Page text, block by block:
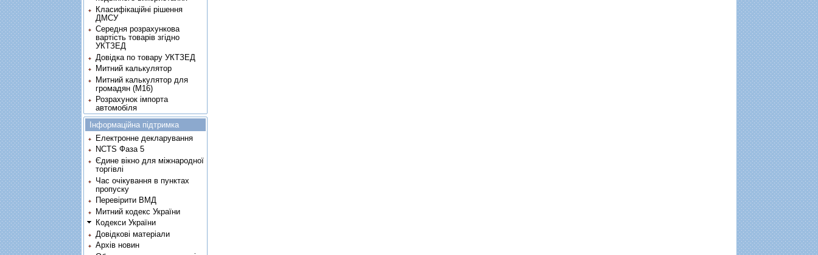
Класифікаційні рішення
ДМСУ
Середня розрахункова
вартість товарів згідно
УКТЗЕД
Довідка по товару УКТЗЕД
Митний калькулятор
Митний калькулятор для
громадян (М16)
Розрахунок імпорта
автомобіля
Інформаційна підтримка
Електронне декларування
NCTS Фаза 5
Єдине вікно для міжнародної
торгівлі
Час очікування в пунктах
пропуску
Перевірити ВМД
Митний кодекс України
Кодекси України
Довідкові матеріали
Архів новин